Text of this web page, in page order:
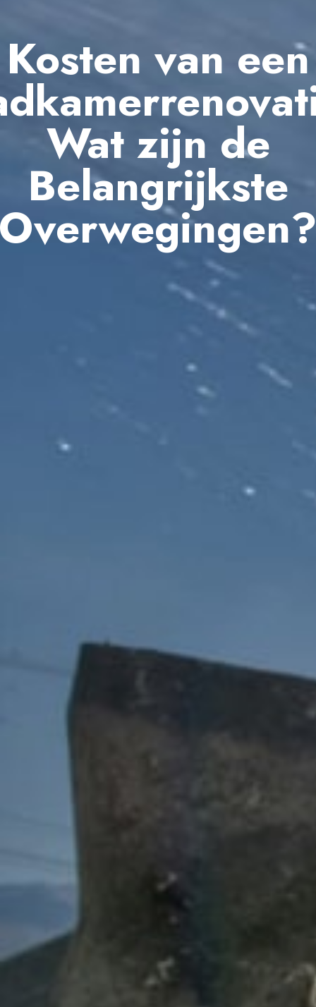
Kosten van een
Wat zijn de
Belangrijkste